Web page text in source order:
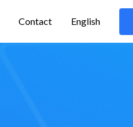
Contact English